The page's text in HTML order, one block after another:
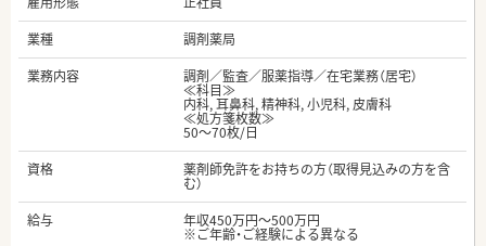
業種
調剤薬局
業務内容
調剤／監査／服薬指導／在宅業務（居宅）
≪科目≫
内科, 耳鼻科, 精神科, 小児科, 皮膚科
≪処方箋枚数≫
50～70枚/日
資格
薬剤師免許をお持ちの方（取得見込みの方を含
む）
給与
年収450万円～500万円
※ご年齢・ご経験による異なる